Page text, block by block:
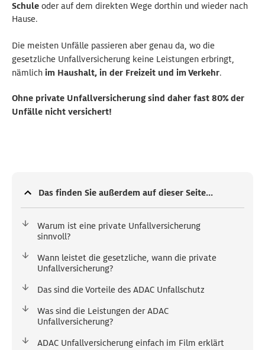
Schule oder auf dem direkten Wege dorthin und wieder nach
Hause.
Die meisten Unfälle passieren aber genau da, wo die
gesetzliche Unfallversicherung keine Leistungen erbringt,
nämlich im Haushalt, in der Freizeit und im Verkehr.
Ohne private Unfallversicherung sind daher fast 80% der
Unfälle nicht versichert!
Das finden Sie außerdem auf dieser Seite...
Warum ist eine private Unfallversicherung
sinnvoll?
Wann leistet die gesetzliche, wann die private
Unfallversicherung?
Das sind die Vorteile des ADAC Unfallschutz
Was sind die Leistungen der ADAC
Unfallversicherung?
ADAC Unfallversicherung einfach im Film erklärt